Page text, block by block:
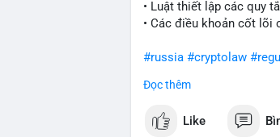
động. Tránh vội vàng
stop-loss hợp lý trong
#981btc #mempoolbtc
• Luật thiết lập các quy
• Các điều khoản cốt lõi
#russia #cryptolaw
$btc $eth
#vlikevn #titanbot
Đọc thêm
Like